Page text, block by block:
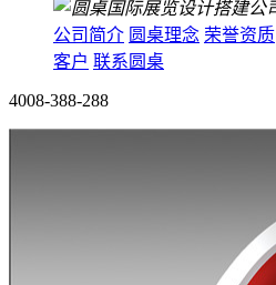
公司简介 圆桌理念 荣誉资质
客户 联系圆桌
4008-388-288